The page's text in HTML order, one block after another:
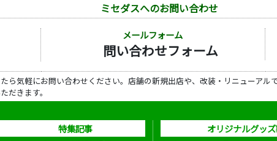
ミセダスへのお問い合わせ
メールフォーム
問い合わせフォーム
ら気軽にお問い合わせください。店舗の新規出店や、改装・リニューア
だきます。
特集記事 オリジナルグッ